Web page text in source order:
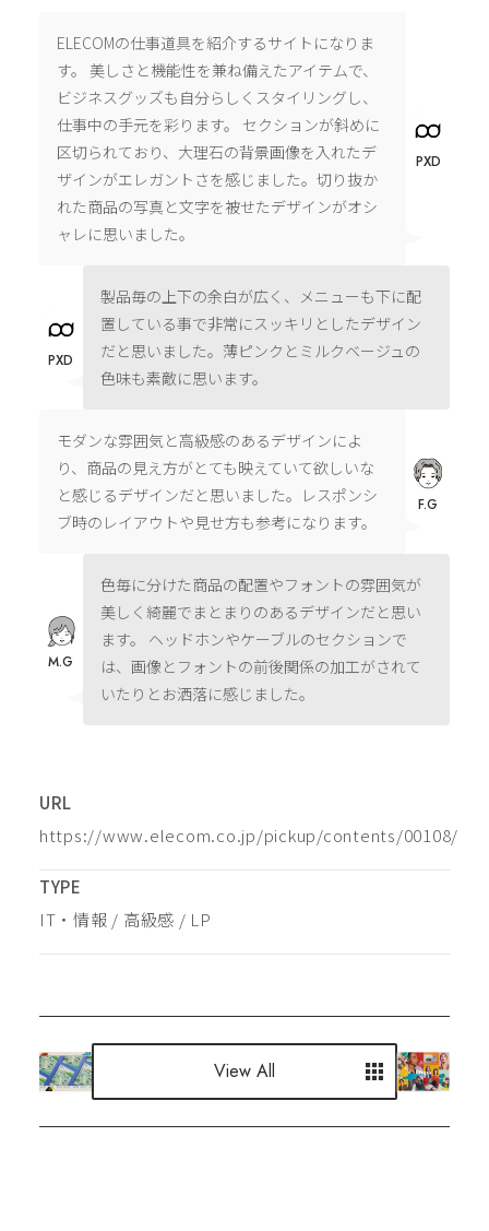
ELECOMの仕事道具を紹介するサイトになりま
す。 美しさと機能性を兼ね備えたアイテムで、
ビジネスグッズも自分らしくスタイリングし、
仕事中の手元を彩ります。 セクションが斜めに
区切られており、大理石の背景画像を入れたデ
ザインがエレガントさを感じました。切り抜か
れた商品の写真と文字を被せたデザインがオシ
ャレに思いました。
PXD
製品毎の上下の余白が広く、メニューも下に配
置している事で非常にスッキリとしたデザイン
だと思いました。薄ピンクとミルクベージュの
色味も素敵に思います。
PXD
モダンな雰囲気と高級感のあるデザインによ
り、商品の見え方がとても映えていて欲しいな
と感じるデザインだと思いました。レスポンシ
ブ時のレイアウトや見せ方も参考になります。
F.G
色毎に分けた商品の配置やフォントの雰囲気が
美しく綺麗でまとまりのあるデザインだと思い
ます。 ヘッドホンやケーブルのセクションで
は、画像とフォントの前後関係の加工がされて
いたりとお洒落に感じました。
M.G
URL
https://www.elecom.co.jp/pickup/contents/00108/
TYPE
IT・情報 / 高級感 / LP
View All
View All